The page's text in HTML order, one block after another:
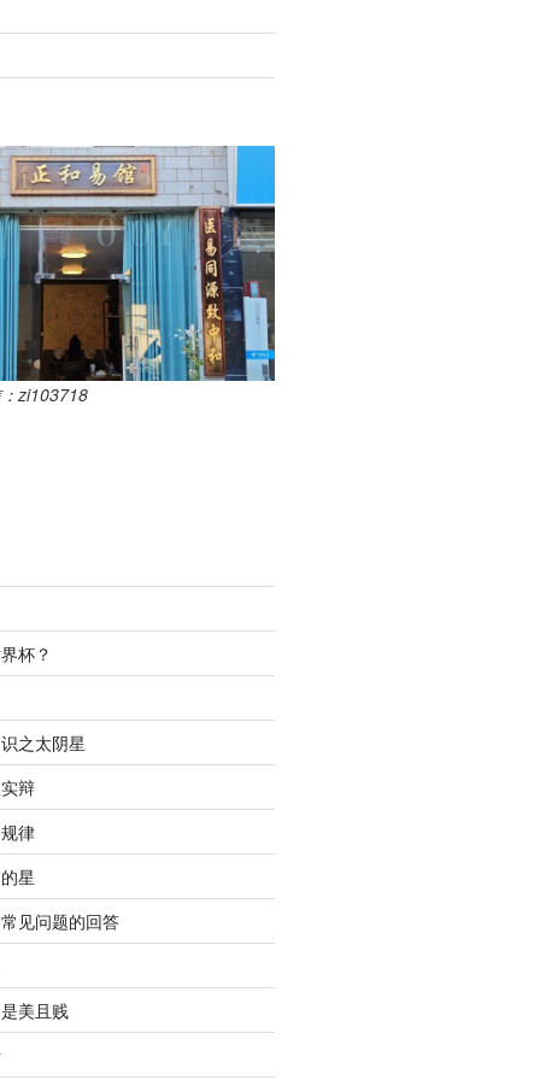
zi103718
杯？
之太阴星
辩
律
星
见问题的回答
美且贱